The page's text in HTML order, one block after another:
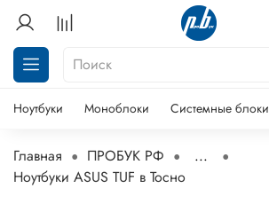
Ноутбуки Моноблоки Системные блоки
Главная ПРОБУК РФ
...
Ноутбуки ASUS TUF в Тосно